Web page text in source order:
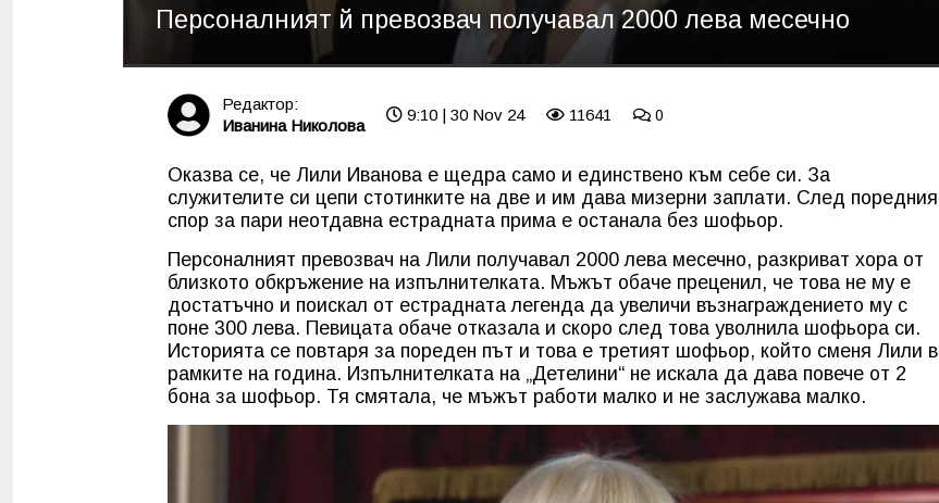
Персоналният й превозвач получавал 2000 лева месечно
Редактор:
Иванина Николова
9:10 | 30 Nov 24 11641 0
Оказва се, че Лили Иванова е щедра само и единствено към себе си. За
служителите си цепи стотинките на две и им дава мизерни заплати. След поредния
спор за пари неотдавна естрадната прима е останала без шофьор.
Персоналният превозвач на Лили получавал 2000 лева месечно, разкриват хора от
близкото обкръжение на изпълнителката. Мъжът обаче преценил, че това не му е
достатъчно и поискал от естрадната легенда да увеличи възнаграждението му с
поне 300 лева. Певицата обаче отказала и скоро след това уволнила шофьора си.
Историята се повтаря за пореден път и това е третият шофьор, който сменя Лили в
рамките на година. Изпълнителката на „Детелини“ не искала да дава повече от 2
бона за шофьор. Тя смятала, че мъжът работи малко и не заслужава малко.